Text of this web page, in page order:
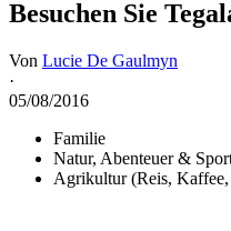
Besuchen Sie
Von Lucie De Gaulmyn
·
05/08/2016
Familie
Natur, Abenteuer &
Agrikultur (Reis, Kaffee,